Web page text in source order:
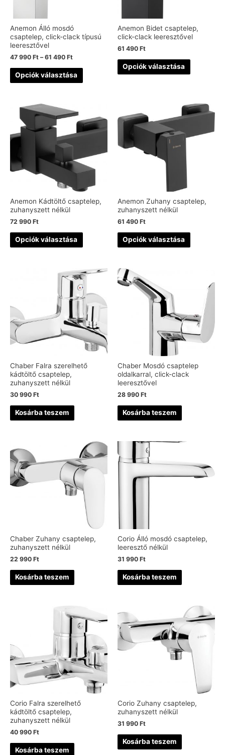
Anemon Álló mosdó
csaptelep, click-clack típusú
leeresztővel
47 990 Ft –61 490 Ft
Opciók választása
Anemon Bidet csaptelep,
click-clack leeresztővel
61 490 Ft
Opciók választása
Anemon Kádtöltő csaptelep,
zuhanyszett nélkül
72 990 Ft
Opciók választása
Anemon Zuhany csaptelep,
zuhanyszett nélkül
61 490 Ft
Opciók választása
Chaber Falra szerelhető
kádtöltő csaptelep,
zuhanyszett nélkül
30 990 Ft
Kosárba teszem
Chaber Mosdó csaptelep
oldalkarral, click-clack
leeresztővel
28 990 Ft
Kosárba teszem
Chaber Zuhany csaptelep,
zuhanyszett nélkül
22 990 Ft
Kosárba teszem
Corio Álló mosdó csaptelep,
leeresztő nélkül
31 990 Ft
Kosárba teszem
Corio Falra szerelhető
kádtöltő csaptelep,
zuhanyszett nélkül
40 990 Ft
Kosárba teszem
Corio Zuhany csaptelep,
zuhanyszett nélkül
31 990 Ft
Kosárba teszem